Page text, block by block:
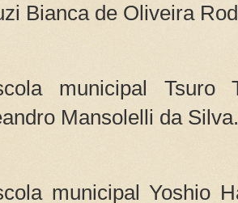
Bianca de Oliveira
municipal Tsuro
Mansolelli da
municipal Yoshio